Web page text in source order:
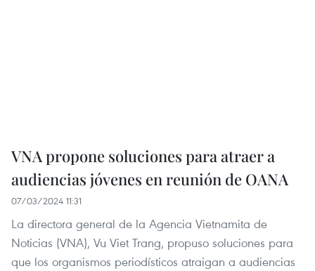
VNA propone soluciones para atraer a
audiencias jóvenes en reunión de OANA
07/03/2024 11:31
La directora general de la Agencia Vietnamita de
Noticias (VNA), Vu Viet Trang, propuso soluciones para
que los organismos periodísticos atraigan a audiencias